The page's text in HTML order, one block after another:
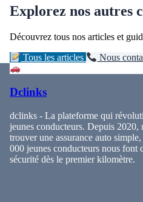
Explorez nos autres
Découvrez tous nos articles et
Tous les articles Nous
Dclinks
dclinks - La plateforme qui
jeunes conducteurs. Depuis 2020,
trouver une assurance auto
000 jeunes conducteurs nous font
sécurité dès le premier kilomètre.